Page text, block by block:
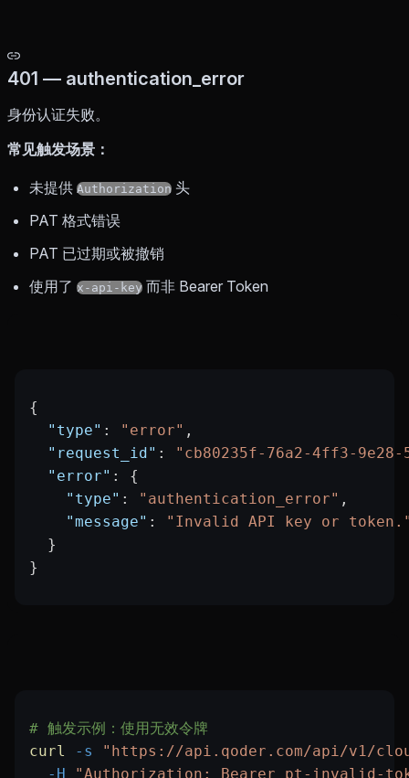
401 — authentication_error
身份认证失败。
常见触发场景：
未提供 Authorization 头
PAT 格式错误
PAT 已过期或被撤销
使用了 x-api-key 而非 Bearer Token
{
  "type"
: "error" ,
  "request_id"
:
"cb80235f-76a2-4ff3-9e28-
  "error"
: {
    "type"
: "authentication_error" ,
    "message"
:
"Invalid API key or
  }
}
# 触发示例：使用无效令牌
curl
-s
"https://api.qoder.com/api/v1/
  -H
"Authorization: Bearer pt-invalid-